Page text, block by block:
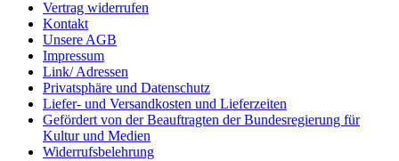
Vertrag widerrufen
Kontakt
Unsere AGB
Impressum
Link/ Adressen
Privatsphäre und Datenschutz
Liefer- und Versandkosten und Lieferzeiten
Gefördert von der Beauftragten der Bundesregierung für
Kultur und Medien
Widerrufsbelehrung